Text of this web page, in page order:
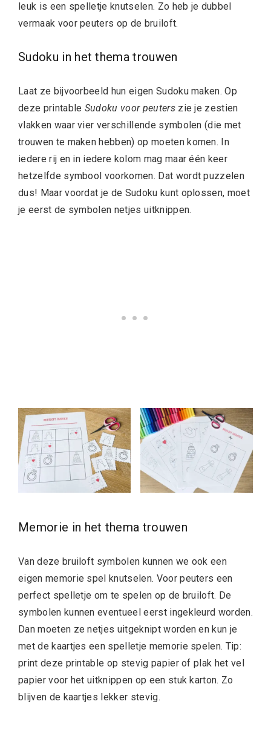
leuk is een spelletje knutselen. Zo heb je dubbel
vermaak voor peuters op de bruiloft.
Sudoku in het thema trouwen
Laat ze bijvoorbeeld hun eigen Sudoku maken. Op
deze printable Sudoku voor peuterszie je zestien
vlakken waar vier verschillende symbolen (die met
trouwen te maken hebben) op moeten komen. In
iedere rij en in iedere kolom mag maar één keer
hetzelfde symbool voorkomen. Dat wordt puzzelen
dus! Maar voordat je de Sudoku kunt oplossen, moet
je eerst de symbolen netjes uitknippen.
Memorie in het thema trouwen
Van deze bruiloft symbolen kunnen we ook een
eigen memorie spel knutselen. Voor peuters een
perfect spelletje om te spelen op de bruiloft. De
symbolen kunnen eventueel eerst ingekleurd worden.
Dan moeten ze netjes uitgeknipt worden en kun je
met de kaartjes een spelletje memorie spelen. Tip:
print deze printable op stevig papier of plak het vel
papier voor het uitknippen op een stuk karton. Zo
blijven de kaartjes lekker stevig.